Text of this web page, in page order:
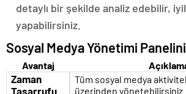
detaylı bir şekilde analiz edebilir,
yapabilirsiniz.
Sosyal Medya Yönetimi
Avantaj
Zaman
Tasarrufu
Tüm sosyal medya
üzerinden yönetebilirsiniz.